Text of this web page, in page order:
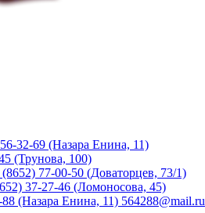
32-69 (Назара Енина, 11)
(Трунова, 100)
77-00-50 (Доваторцев, 73/1)
37-27-46 (Ломоносова, 45)
(Назара Енина, 11) 564288@mail.ru